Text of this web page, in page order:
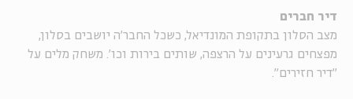
דיר חברים
מצב הסלון בתקופת המונדיאל, כשכל החבר'ה יושבים בסלון,
מפצחים גרעינים על הרצפה, שותים בירות וכו'. משחק מלים על
"דיר חזירים".